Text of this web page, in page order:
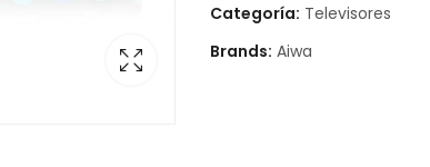
Categoría: Televisores
Brands: Aiwa